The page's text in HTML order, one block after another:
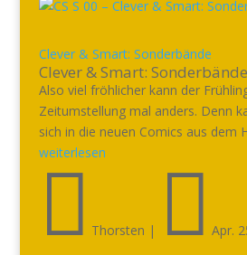
Clever & Smart: Sonderbände
Clever & Smart: Sonderbände
Also viel fröhlicher kann der
Zeitumstellung mal anders. Denn
sich in die neuen Comics aus dem
weiterlesen
 Thorsten |  Apr.